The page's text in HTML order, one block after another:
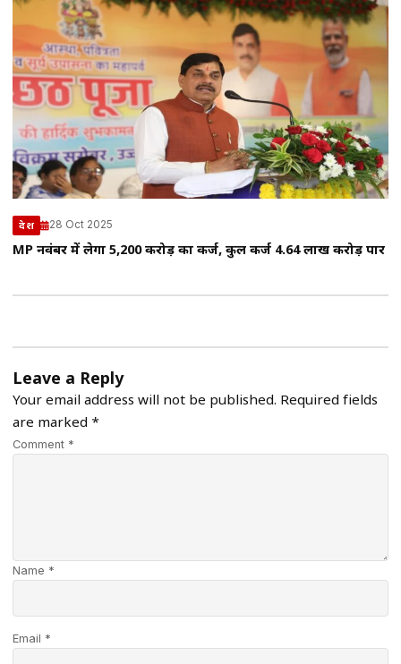
देश 28 Oct 2025
MP नवंबर में लेगा 5,200 करोड़ का कर्ज, कुल कर्ज 4.64 लाख करोड़ पार
Leave a Reply
Your email address will not be published. Required fields
are marked *
Comment *
Name *
Email *